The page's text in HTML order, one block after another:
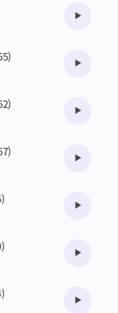
수강준비
수강준비
수강준비
수강준비
수강준비
수강준비
수강준비